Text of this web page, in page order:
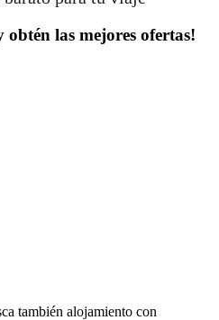
obtén las mejores ofertas!
también alojamiento con